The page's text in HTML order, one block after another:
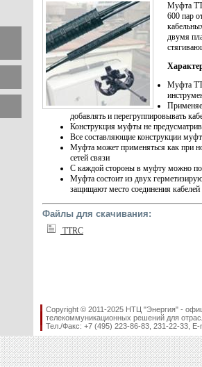
Муфта
600 пар
двумя
Муфта
добавлять и перегруппировывать
Конструкция муфты не
Все составляющие конструкции
Муфта может применяться как при
сетей связи
С каждой стороны в муфту можно
Муфта состоит из двух
защищают место соединения кабелей
Файлы для скачивания:
TTRC
Copyright © 2011-2025 НТЦ "Энергия" -
телекоммуникационных решений для
Тел./Факс: +7 (495) 223-86-83, 231-22-33,